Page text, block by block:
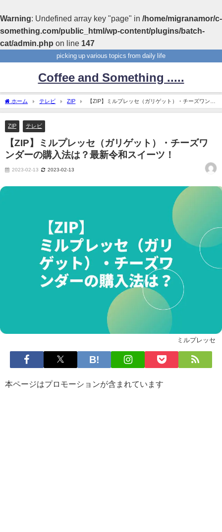
Warning: Undefined array key "page" in /home/migranamor/c-
something.com/public_html/wp-content/plugins/batch-
cat/admin.php on line 147
picking up various topics from daily life
Coffee and Something .....
ホーム テレビ ZIP
【ZIP】ミルプレッセ（ガリゲット）・チーズワンダ
ーの購入法は？最新令和スイーツ！
ZIP テレビ
【ZIP】ミルプレッセ（ガリゲット）・チーズワ
ンダーの購入法は？最新令和スイーツ！
2023-02-13 2023-02-13
ミルプレッセ
本ページはプロモーションが含まれています